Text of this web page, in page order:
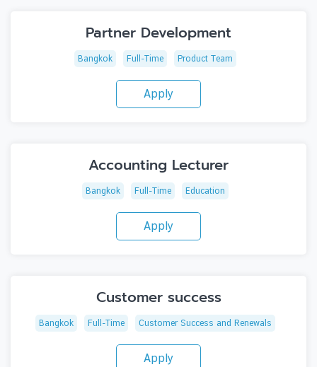
Partner Development
Bangkok Full-Time Product Team
Apply
Accounting Lecturer
Bangkok Full-Time Education
Apply
Customer success
Bangkok Full-Time Customer Success and Renewals
Apply